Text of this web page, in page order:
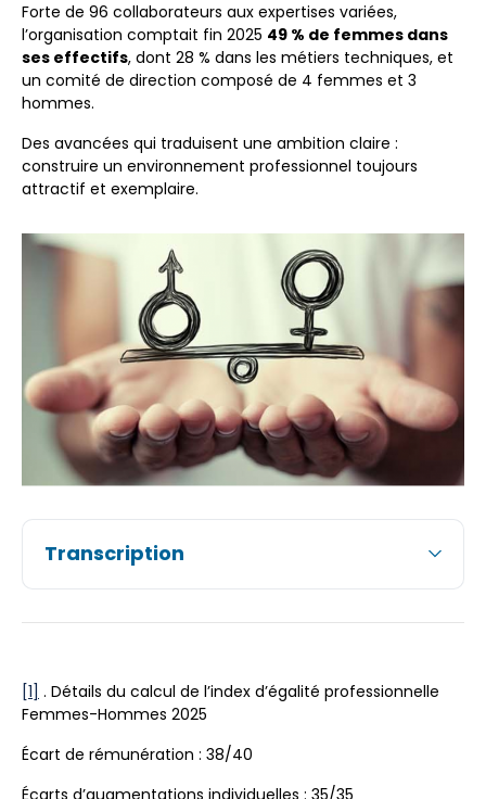
Forte de 96 collaborateurs aux expertises variées,
l’organisation comptait fin 2025 49 % de femmes dans
ses effectifs, dont 28 % dans les métiers techniques, et
un comité de direction composé de 4 femmes et 3
hommes.
Des avancées qui traduisent une ambition claire :
construire un environnement professionnel toujours
attractif et exemplaire.
Transcription
[1] . Détails du calcul de l’index d’égalité professionnelle
Femmes-Hommes 2025
Écart de rémunération : 38/40